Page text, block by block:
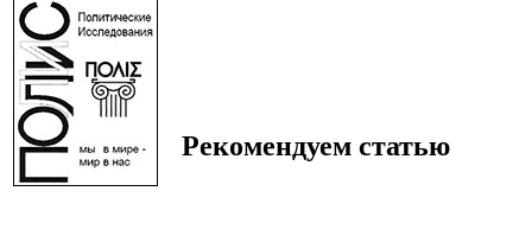
Рекомендуем статью